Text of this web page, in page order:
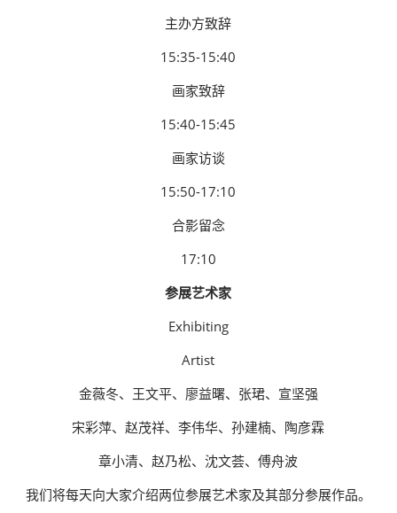
主办方致辞
15:35-15:40
画家致辞
15:40-15:45
画家访谈
15:50-17:10
合影留念
17:10
参展艺术家
Exhibiting
Artist
金薇冬、王文平、廖益曙、张珺、宣坚强
宋彩萍、赵茂祥、李伟华、孙建楠、陶彦霖
章小清、赵乃松、沈文荟、傅舟波
我们将每天向大家介绍两位参展艺术家及其部分参展作品。